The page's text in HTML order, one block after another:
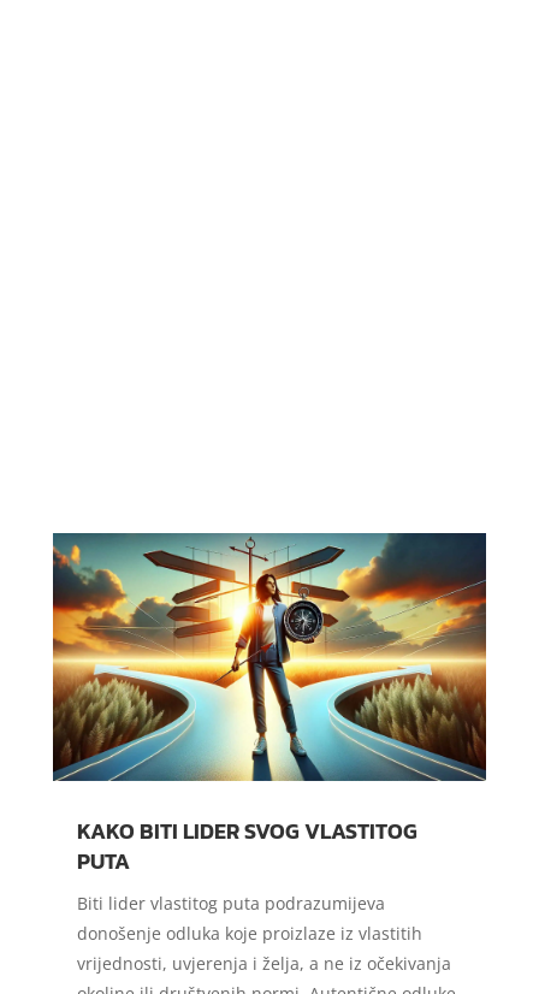
KAKO BITI LIDER SVOG VLASTITOG
PUTA
Biti lider vlastitog puta podrazumijeva
donošenje odluka koje proizlaze iz vlastitih
vrijednosti, uvjerenja i želja, a ne iz očekivanja